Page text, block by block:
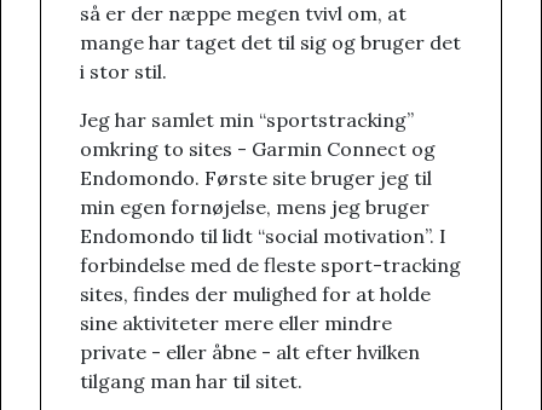
så er der næppe megen tvivl om, at
mange har taget det til sig og bruger det
i stor stil.
Jeg har samlet min “sportstracking”
omkring to sites - Garmin Connect og
Endomondo. Første site bruger jeg til
min egen fornøjelse, mens jeg bruger
Endomondo til lidt “social motivation”. I
forbindelse med de fleste sport-tracking
sites, findes der mulighed for at holde
sine aktiviteter mere eller mindre
private - eller åbne - alt efter hvilken
tilgang man har til sitet.